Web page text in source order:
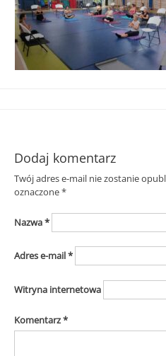
Dodaj komentarz
Twój adres e-mail nie zostanie
oznaczone*
Nazwa*
Adres e-mail*
Witryna internetowa
Komentarz*